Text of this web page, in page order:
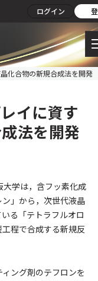
ログイン
化合物の新規合成法を開発
イに資す
法を開発
大学は，含フッ素化成
」から，次世代液晶
る「テトラフルオロ
程で合成する新規反
ング剤のテフロンを